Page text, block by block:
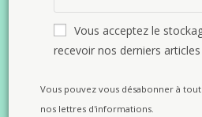
Vous acceptez le
recevoir nos derniers
Vous pouvez vous désabonner à
nos lettres d'informations.